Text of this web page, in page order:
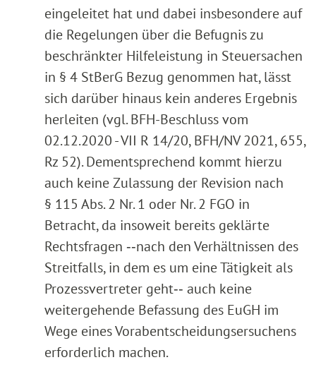
eingeleitet hat und dabei insbesondere auf
die Regelungen über die Befugnis zu
beschränkter Hilfeleistung in Steuersachen
in § 4 StBerG Bezug genommen hat, lässt
sich darüber hinaus kein anderes Ergebnis
herleiten (vgl. BFH-Beschluss vom
02.12.2020 - VII R 14/20, BFH/NV 2021, 655,
Rz 52). Dementsprechend kommt hierzu
auch keine Zulassung der Revision nach
§ 115 Abs. 2 Nr. 1 oder Nr. 2 FGO in
Betracht, da insoweit bereits geklärte
Rechtsfragen ‑‑nach den Verhältnissen des
Streitfalls, in dem es um eine Tätigkeit als
Prozessvertreter geht‑‑ auch keine
weitergehende Befassung des EuGH im
Wege eines Vorabentscheidungsersuchens
erforderlich machen.